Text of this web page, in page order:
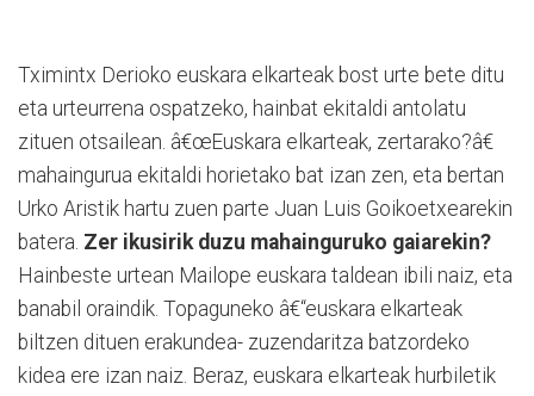
Tximintx Derioko euskara elkarteak bost urte bete ditu
eta urteurrena ospatzeko, hainbat ekitaldi antolatu
zituen otsailean. â€œEuskara elkarteak, zertarako?â€
mahaingurua ekitaldi horietako bat izan zen, eta bertan
Urko Aristik hartu zuen parte Juan Luis Goikoetxearekin
batera. Zer ikusirik duzu mahainguruko gaiarekin?
Hainbeste urtean Mailope euskara taldean ibili naiz, eta
banabil oraindik. Topaguneko â€“euskara elkarteak
biltzen dituen erakundea- zuzendaritza batzordeko
kidea ere izan naiz. Beraz, euskara elkarteak hurbiletik